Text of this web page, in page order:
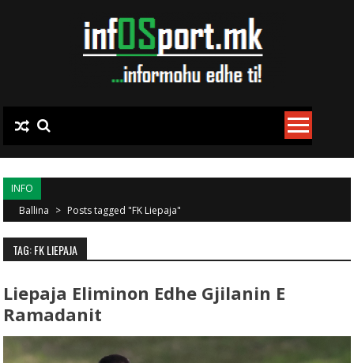
INFO
Ballina > Posts tagged "FK Liepaja"
TAG: FK LIEPAJA
Liepaja Eliminon Edhe Gjilanin E
Ramadanit